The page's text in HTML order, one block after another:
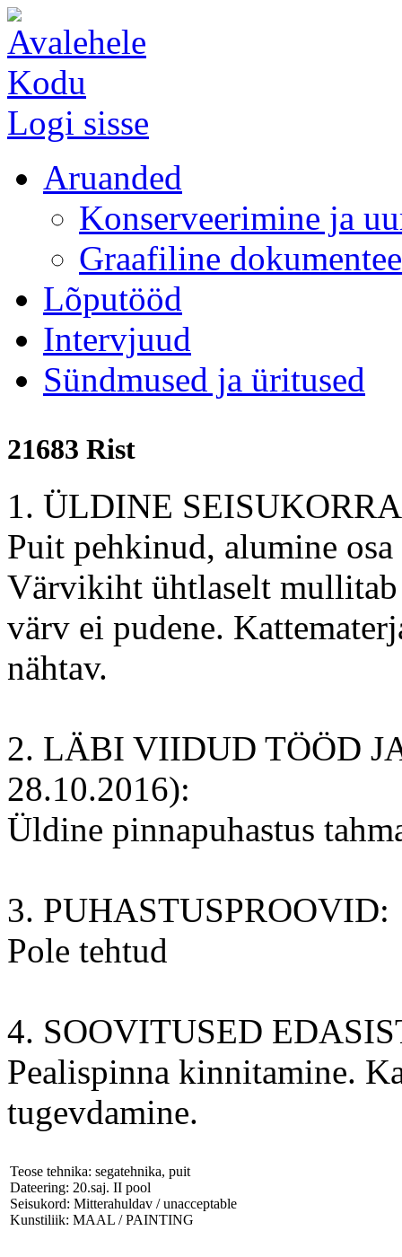
Kodu
Logi sisse
Aruanded
Konserveerimine ja
Graafiline
Lõputööd
Intervjuud
Sündmused ja üritused
21683 Rist
1. ÜLDINE
Puit pehkinud, alumine
Värvikiht ühtlaselt mullitab
värv ei pudene.
nähtav.
2. LÄBI VIIDUD TÖÖD
28.10.2016):
Üldine pinnapuhastus
3. PUHASTUSPROOVID:
Pole tehtud
4. SOOVITUSED
Pealispinna kinnitamine.
tugevdamine.
Teose tehnika: segatehnika, puit
Dateering: 20.saj. II pool
Seisukord: Mitterahuldav / unacceptable
Kunstiliik: MAAL / PAINTING